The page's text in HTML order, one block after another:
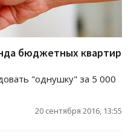
бюджетных квартир
"однушку" за 5 000
20 сентября 2016, 13:55